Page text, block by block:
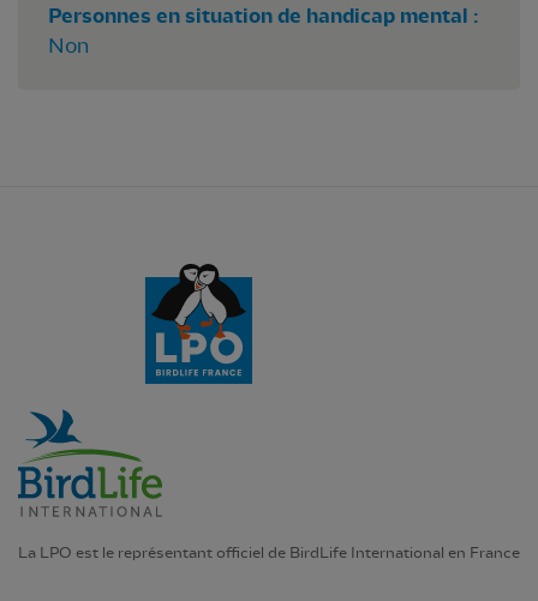
Personnes en situation de handicap mental :
Non
La LPO est le représentant officiel de BirdLife International en France